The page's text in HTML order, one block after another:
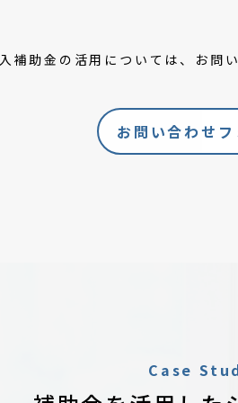
補助金の活用については、お問
お問い合わせフ
Case